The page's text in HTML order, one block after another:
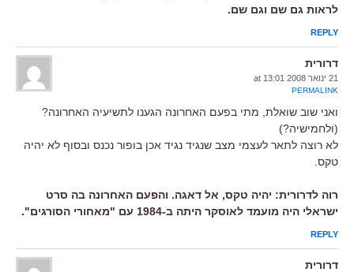
לראות גם שם וגם שם.
REPLY
דרורית
21 ינואר 2008 at 13:01
PERMALINK
ואני שוב שואלת, מתי בפעם האחרונה הגענו לתשיעיה האחרונה?
(ולחמישיה?)
לא רוצה לתאר לעצמי מצב שנגיד נגיד אכן בופור נכנס ובסוף לא יהיה
טקס.
רוה לדרורית: יהיה טקס, אל דאגה. והפעם האחרונה בה סרט
ישראלי היה מועמד לאוסקר היתה ב-1984 עם "מאחורי הסורגים".
REPLY
דרורית